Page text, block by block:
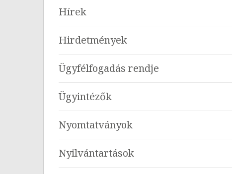
Hírek
Hirdetmények
Ügyfélfogadás rendje
Ügyintézők
Nyomtatványok
Nyilvántartások